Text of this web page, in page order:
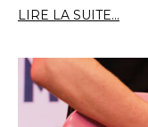
LIRE LA SUITE...